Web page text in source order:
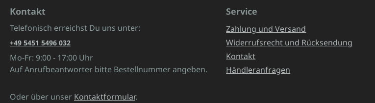
Kontakt
Telefonisch erreichst Du uns unter:
+49 5451 5496 032
Mo-Fr: 9:00 - 17:00 Uhr
Auf Anrufbeantworter bitte Bestellnummer angeben.
Oder über unser Kontaktformular.
Service
Zahlung und Versand
Widerrufsrecht und Rücksendung
Kontakt
Händleranfragen